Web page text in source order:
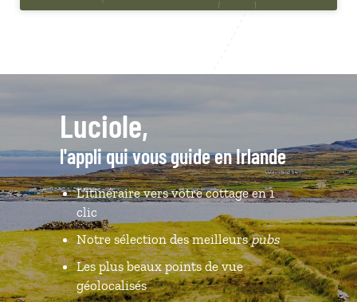
Luciole,
l'appli qui vous guide en Irlande
L’itinéraire vers votre cottage en 1
clic
Notre sélection des meilleurspubs
Les plus beaux points de vue
géolocalisés